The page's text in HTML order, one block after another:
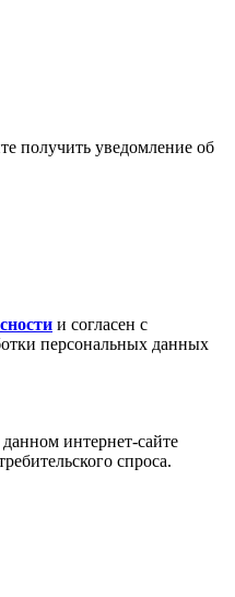
получить уведомление об
и согласен с
персональных данных
интернет-сайте
спроса.